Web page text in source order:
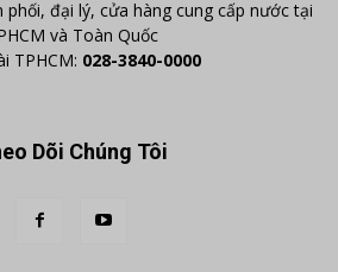
phối, đại lý, cửa hàng cung cấp nước tại
và Toàn Quốc
TPHCM: 028-3840-0000
Dõi Chúng Tôi